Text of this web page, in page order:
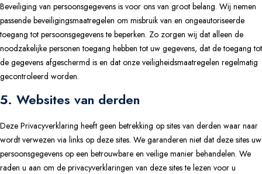
Beveiliging van persoonsgegevens is voor ons van groot belang. Wij nemen
passende beveiligingsmaatregelen om misbruik van en ongeautoriseerde
toegang tot persoonsgegevens te beperken. Zo zorgen wij dat alleen de
noodzakelijke personen toegang hebben tot uw gegevens, dat de toegang tot
de gegevens afgeschermd is en dat onze veiligheidsmaatregelen regelmatig
gecontroleerd worden.
5. Websites van derden
Deze Privacyverklaring heeft geen betrekking op sites van derden waar naar
wordt verwezen via links op deze sites. We garanderen niet dat deze sites uw
persoonsgegevens op een betrouwbare en veilige manier behandelen. We
raden u aan om de privacyverklaringen van deze sites te lezen voor u